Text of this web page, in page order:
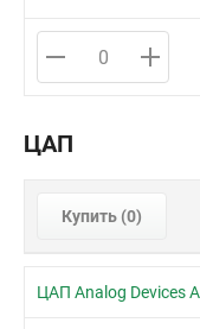
ЦАП
Купить (0)
ЦАП Analog Devices